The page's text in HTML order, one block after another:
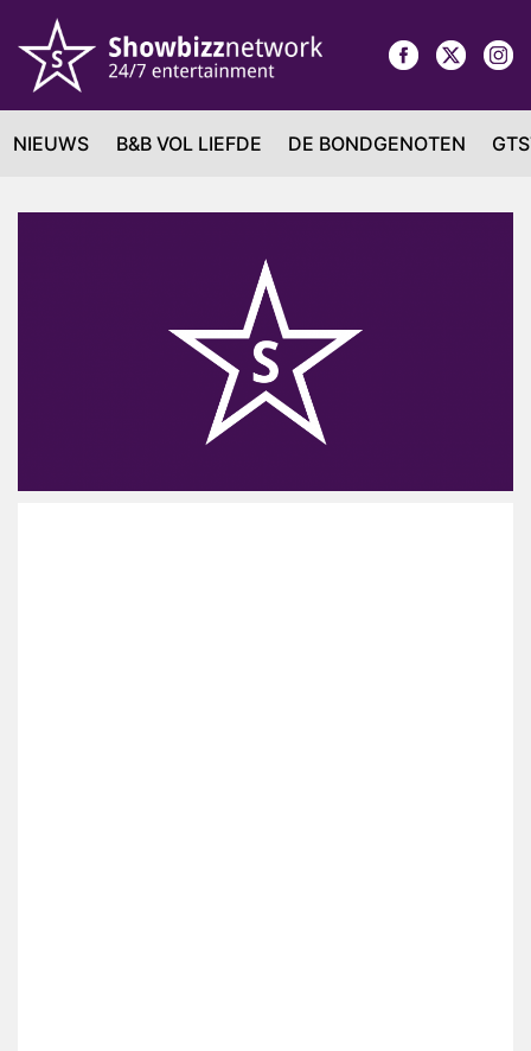
NIEUWS B&B VOL LIEFDE DE BONDGENOTEN